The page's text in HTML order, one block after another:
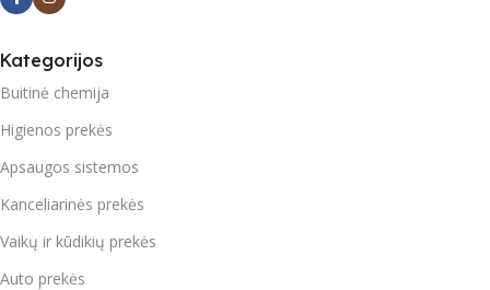
Kategorijos
Buitinė chemija
Higienos prekės
Apsaugos sistemos
Kanceliarinės prekės
Vaikų ir kūdikių prekės
Auto prekės